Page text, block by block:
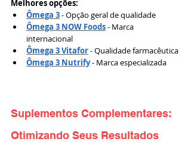
Melhores opções:
Ômega 3 - Opção geral de qualidade
Ômega 3 NOW Foods - Marca
internacional
Ômega 3 Vitafor - Qualidade farmacêutica
Ômega 3 Nutrify - Marca especializada
Suplementos Complementares:
Otimizando Seus Resultados